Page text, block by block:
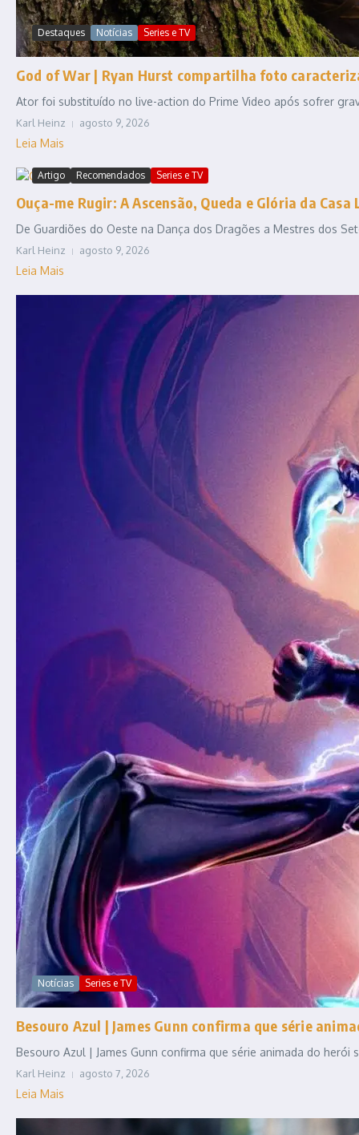
Destaques Notícias Series e TV
God of War | Ryan Hurst compartilha foto
Ator foi substituído no live-action do Prime Video após sofrer
Karl Heinz agosto 9, 2026
Leia Mais
Artigo Recomendados Series e TV
Ouça-me Rugir: A Ascensão, Queda e Glória da
De Guardiões do Oeste na Dança dos Dragões a Mestres dos
Karl Heinz agosto 9, 2026
Leia Mais
Notícias Series e TV
Besouro Azul | James Gunn confirma que série
Besouro Azul | James Gunn confirma que série animada do
Karl Heinz agosto 7, 2026
Leia Mais